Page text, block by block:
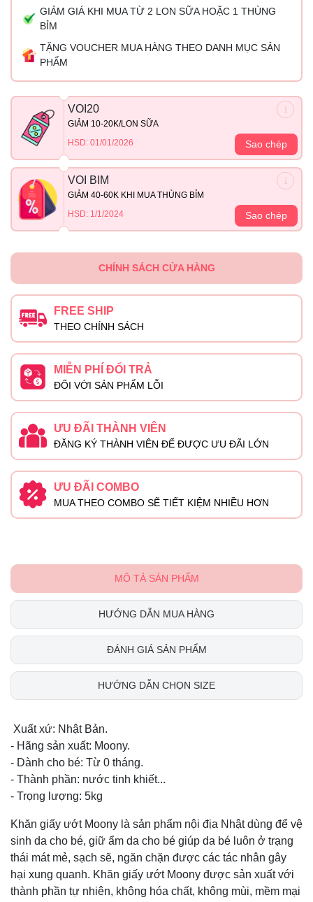
GIẢM GIÁ KHI MUA TỪ 2 LON SỮA HOẶC 1 THÙNG
BỈM
TẶNG VOUCHER MUA HÀNG THEO DANH MỤC SẢN
PHẨM
VOI20
GIẢM 10-20K/LON SỮA
HSD: 01/01/2026
Sao chép
VOI BIM
GIẢM 40-60K KHI MUA THÙNG BỈM
HSD: 1/1/2024
Sao chép
CHÍNH SÁCH CỬA HÀNG
FREE SHIP
THEO CHÍNH SÁCH
MIỄN PHÍ ĐỔI TRẢ
ĐỐI VỚI SẢN PHẨM LỖI
ƯU ĐÃI THÀNH VIÊN
ĐĂNG KÝ THÀNH VIÊN ĐỂ ĐƯỢC ƯU ĐÃI LỚN
ƯU ĐÃI COMBO
MUA THEO COMBO SẼ TIẾT KIỆM NHIỀU HƠN
MÔ TẢ SẢN PHẨM
HƯỚNG DẪN MUA HÀNG
ĐÁNH GIÁ SẢN PHẨM
HƯỚNG DẪN CHỌN SIZE
Xuất xứ: Nhật Bản.
- Hãng sản xuất: Moony.
- Dành cho bé: Từ 0 tháng.
- Thành phần: nước tinh khiết...
- Trọng lượng: 5kg
Khăn giấy ướt Moony là sản phẩm nội địa Nhật dùng để vệ
sinh da cho bé, giữ ẩm da cho bé giúp da bé luôn ở trạng
thái mát mẻ, sạch sẽ, ngăn chặn được các tác nhân gây
hại xung quanh. Khăn giấy ướt Moony được sản xuất với
thành phần tự nhiên, không hóa chất, không mùi, mềm mại